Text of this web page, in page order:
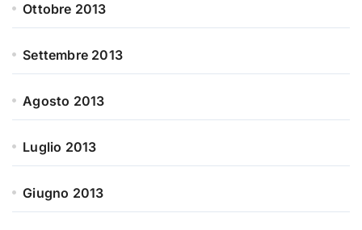
Ottobre 2013
Settembre 2013
Agosto 2013
Luglio 2013
Giugno 2013